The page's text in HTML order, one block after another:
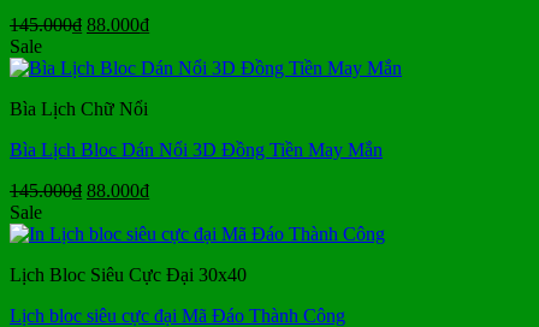
145.000₫ Giá
là:
88.000₫Giá
tại
Sale
Bìa Lịch Chữ Nổi
Bìa Lịch Bloc Dán Nổi 3D Đồng Tiền May Mắn
145.000₫ Giá
là:
88.000₫Giá
tại
88.000₫.
Sale
Lịch Bloc Siêu Cực Đại 30x40
Lịch bloc siêu cực đại Mã Đáo Thành Công